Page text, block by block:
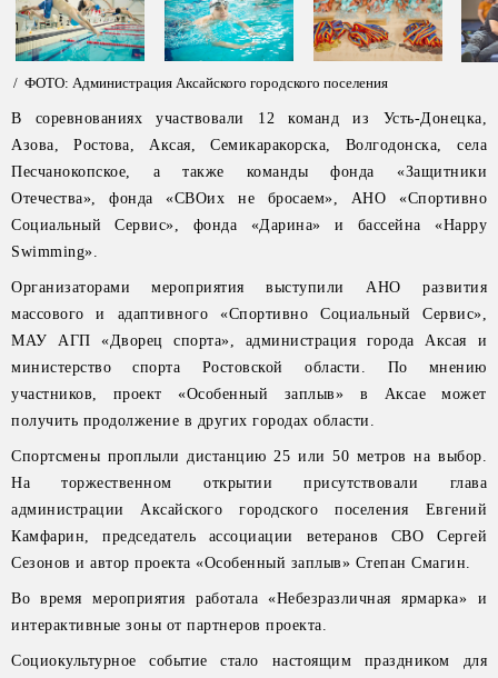
/ ФОТО: Администрация Аксайского городского поселения
В соревнованиях участвовали 12 команд из Усть-Донецка,
Азова, Ростова, Аксая, Семикаракорска, Волгодонска, села
Песчанокопское, а также команды фонда «Защитники
Отечества», фонда «СВОих не бросаем», АНО «Спортивно
Социальный Сервис», фонда «Дарина» и бассейна «Happy
Swimming».
Организаторами мероприятия выступили АНО развития
массового и адаптивного «Спортивно Социальный Сервис»,
МАУ АГП «Дворец спорта», администрация города Аксая и
министерство спорта Ростовской области. По мнению
участников, проект «Особенный заплыв» в Аксае может
получить продолжение в других городах области.
Спортсмены проплыли дистанцию 25 или 50 метров на выбор.
На торжественном открытии присутствовали глава
администрации Аксайского городского поселения Евгений
Камфарин, председатель ассоциации ветеранов СВО Сергей
Сезонов и автор проекта «Особенный заплыв» Степан Смагин.
Во время мероприятия работала «Небезразличная ярмарка» и
интерактивные зоны от партнеров проекта.
Социокультурное событие стало настоящим праздником для